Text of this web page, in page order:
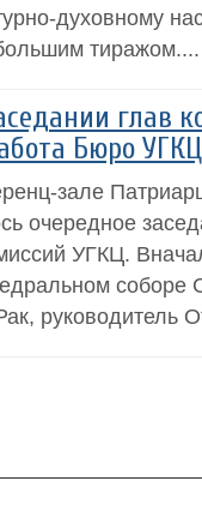
духовному
тиражом....
глав
Бюро
зале
очередное
УГКЦ.
соборе
руководитель